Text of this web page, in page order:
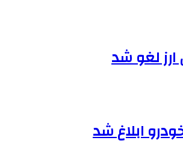
لغو شد
ابلاغ شد